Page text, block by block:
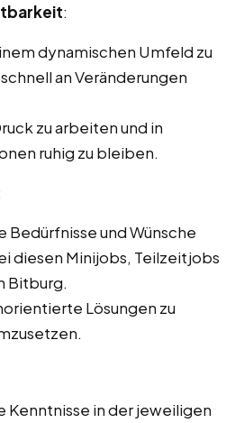
:
dynamischen Umfeld zu
an Veränderungen
zu arbeiten und in
ruhig zu bleiben.
Bedürfnisse und Wünsche
diesen Minijobs, Teilzeitjobs
Bitburg.
Lösungen zu
Kenntnisse in der jeweiligen